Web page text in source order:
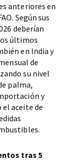
anteriores en
Según sus
deberían
últimos
en India y
de
su nivel
palma,
y
aceite de
tras 5